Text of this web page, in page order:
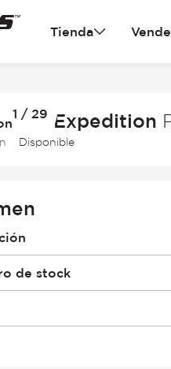
Tienda
1 / 29 Expedition
Disponible
de stock